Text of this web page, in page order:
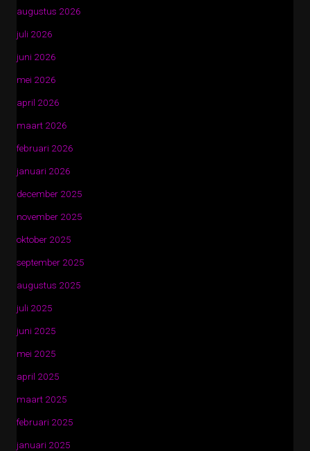
augustus 2026
juli 2026
juni 2026
mei 2026
april 2026
maart 2026
februari 2026
januari 2026
december 2025
november 2025
oktober 2025
september 2025
augustus 2025
juli 2025
juni 2025
mei 2025
april 2025
maart 2025
februari 2025
januari 2025